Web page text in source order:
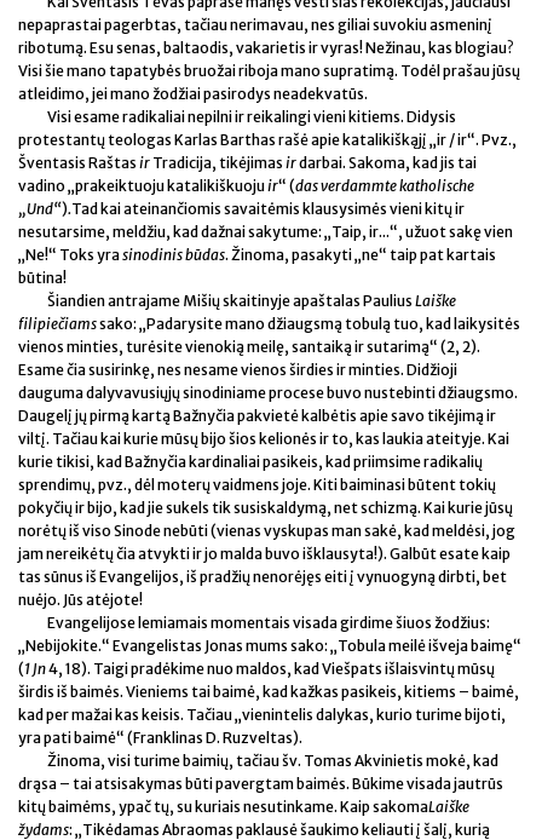
nepaprastai pagerbtas, tačiau nerimavau, nes giliai suvokiu asmeninį
ribotumą. Esu senas, baltaodis, vakarietis ir vyras! Nežinau, kas blogiau?
Visi šie mano tapatybės bruožai riboja mano supratimą. Todėl prašau jūsų
atleidimo, jei mano žodžiai pasirodys neadekvatūs.
Visi esame radikaliai nepilni ir reikalingi vieni kitiems. Didysis
protestantų teologas Karlas Barthas rašė apie katalikiškąjį „ir / ir“. Pvz.,
Šventasis Raštas ir Tradicija, tikėjimas irdarbai. Sakoma, kad jis tai
vadino „prakeiktuoju katalikiškuojuir“ (das verdammte katholische
„Und“).Tad kai ateinančiomis savaitėmis klausysimės vieni kitų ir
nesutarsime, meldžiu, kad dažnai sakytume: „Taip, ir...“, užuot sakę vien
„Ne!“ Toks yrasinodinis būdas. Žinoma, pasakyti „ne“ taip pat kartais
būtina!
Šiandien antrajame Mišių skaitinyje apaštalas Paulius Laiške
filipiečiamssako: „Padarysite mano džiaugsmą tobulą tuo, kad laikysitės
vienos minties, turėsite vienokią meilę, santaiką ir sutarimą“ (2, 2).
Esame čia susirinkę, nes nesame vienos širdies ir minties. Didžioji
dauguma dalyvavusiųjų sinodiniame procese buvo nustebinti džiaugsmo.
Daugelį jų pirmą kartą Bažnyčia pakvietė kalbėtis apie savo tikėjimą ir
viltį. Tačiau kai kurie mūsų bijo šios kelionės ir to, kas laukia ateityje. Kai
kurie tikisi, kad Bažnyčia kardinaliai pasikeis, kad priimsime radikalių
sprendimų, pvz., dėl moterų vaidmens joje. Kiti baiminasi būtent tokių
pokyčių ir bijo, kad jie sukels tik susiskaldymą, net schizmą. Kai kurie jūsų
norėtų iš viso Sinode nebūti (vienas vyskupas man sakė, kad meldėsi, jog
jam nereikėtų čia atvykti ir jo malda buvo išklausyta!). Galbūt esate kaip
tas sūnus iš Evangelijos, iš pradžių nenorėjęs eiti į vynuogyną dirbti, bet
nuėjo. Jūs atėjote!
Evangelijose lemiamais momentais visada girdime šiuos žodžius:
„Nebijokite.“ Evangelistas Jonas mums sako: „Tobula meilė išveja baimę“
(1 Jn4, 18). Taigi pradėkime nuo maldos, kad Viešpats išlaisvintų mūsų
širdis iš baimės. Vieniems tai baimė, kad kažkas pasikeis, kitiems – baimė,
kad per mažai kas keisis. Tačiau „vienintelis dalykas, kurio turime bijoti,
yra pati baimė“ (Franklinas D. Ruzveltas).
Žinoma, visi turime baimių, tačiau šv. Tomas Akvinietis mokė, kad
drąsa – tai atsisakymas būti pavergtam baimės. Būkime visada jautrūs
kitų baimėms, ypač tų, su kuriais nesutinkame. Kaip sakomaLaiške
žydams: „Tikėdamas Abraomas paklausė šaukimo keliauti į šalį, kurią